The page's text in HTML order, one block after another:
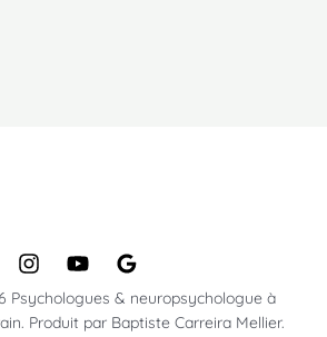
Psychologues & neuropsychologue à
Produit par Baptiste Carreira Mellier.